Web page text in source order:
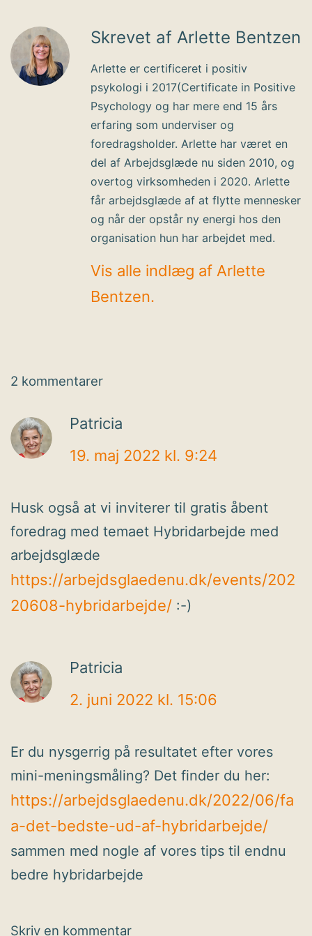
Skrevet af Arlette Bentzen
Arlette er certificeret i positiv
psykologi i 2017(Certificate in Positive
Psychology og har mere end 15 års
erfaring som underviser og
foredragsholder. Arlette har været en
del af Arbejdsglæde nu siden 2010, og
overtog virksomheden i 2020. Arlette
får arbejdsglæde af at flytte mennesker
og når der opstår ny energi hos den
organisation hun har arbejdet med.
Vis alle indlæg af Arlette
Bentzen.
2 kommentarer
Patricia
19. maj 2022 kl. 9:24
Husk også at vi inviterer til gratis åbent
foredrag med temaet Hybridarbejde med
arbejdsglæde
https://arbejdsglaedenu.dk/events/202
20608-hybridarbejde/ :-)
Patricia
2. juni 2022 kl. 15:06
Er du nysgerrig på resultatet efter vores
mini-meningsmåling? Det finder du her:
https://arbejdsglaedenu.dk/2022/06/fa
a-det-bedste-ud-af-hybridarbejde/
sammen med nogle af vores tips til endnu
bedre hybridarbejde
Skriv en kommentar